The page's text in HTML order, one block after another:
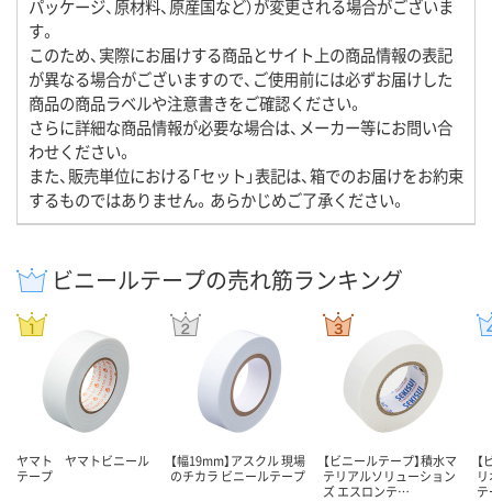
パッケージ、原材料、原産国など）が変更される場合がございま
す。
このため、実際にお届けする商品とサイト上の商品情報の表記
が異なる場合がございますので、ご使用前には必ずお届けした
商品の商品ラベルや注意書きをご確認ください。
さらに詳細な商品情報が必要な場合は、メーカー等にお問い合
わせください。
また、販売単位における「セット」表記は、箱でのお届けをお約束
するものではありません。あらかじめご了承ください。
ビニールテープの売れ筋ランキング
ヤマト ヤマトビニール
テープ
【幅19mm】アスクル 現場
のチカラ ビニールテープ
【ビニールテープ】積水マ
テリアルソリューション
ズ エスロンテ…